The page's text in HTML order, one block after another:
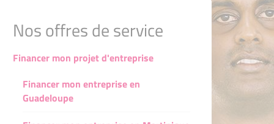
Française
Nos offres de service
Financer mon projet d'entreprise
Financer mon entreprise en
Guadeloupe